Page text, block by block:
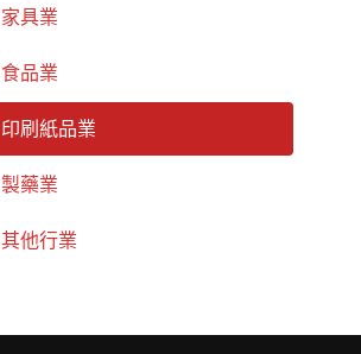
家具業
食品業
印刷紙品業
製藥業
其他行業